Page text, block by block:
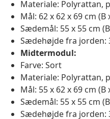
Materiale: Polyrattan,
Mål: 62 x 62 x 69 cm (B
Sædemål: 55 x 55 cm
Sædehøjde fra jorden:
Midtermodul:
Farve: Sort
Materiale: Polyrattan,
Mål: 55 x 62 x 69 cm (B
Sædemål: 55 x 55 cm
Sædehøjde fra jorden: